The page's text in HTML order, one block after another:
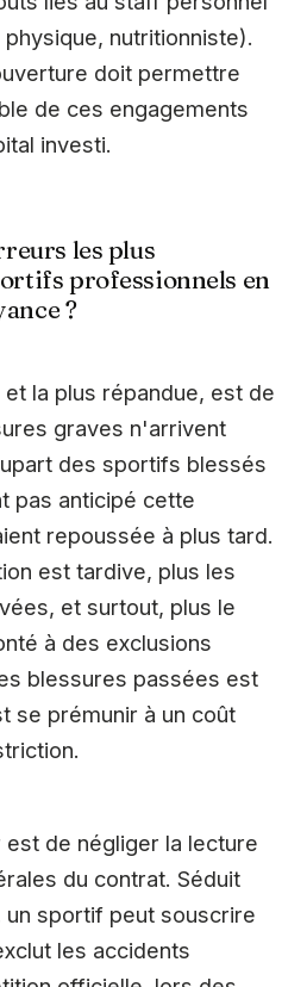
nutritionniste).
doit permettre
de ces engagements
investi.
les plus
professionnels en
?
la plus répandue, est de
graves n'arrivent
des sportifs blessés
pas anticipé cette
repoussée à plus tard.
est tardive, plus les
et surtout, plus le
à des exclusions
blessures passées est
se prémunir à un coût
de négliger la lecture
du contrat. Séduit
sportif peut souscrire
les accidents